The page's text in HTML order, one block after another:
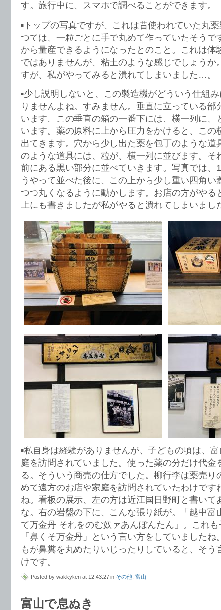
す。旅行中に、スマホで調べることができます。
▪️トップの写真ですが、これは昔使われていた丸
つては、一粒ごとに手で丸めて作っていたそうで
から量産できるようになったとのこと。これは体
ではありませんが、粘土のような感じでしょうか
すが、私がやってみると潰れてしまいました…。
▪️少し説明しないと、この製造機がどういう仕組
りませんよね。すみません。垂直に立っている部
います。この垂直の箱の一番下には、横一列に、
います。薬の原料に上から圧力をかけると、この
出てきます。穴から少し出た薬を包丁のような道
のような道具には、粒が、横一列に並びます。そ
前にある黒い部分に並べていきます。写真では、
うやって並べた後に、この上から少し重い四角い
つつ丸くなるように動かします。お店の方がやる
上にも書きましたが私がやると潰れてしまいまし
▪️私自身は経験がありませんが、子どもの頃は、
庭を訪問されていました。使った薬の分だけ代金
る。そういう商売の仕方でした。柳行李は薬売り
めて遠方のお店や家庭を訪問されていたわけです
ね。看板の展示、左の方は近江国日野町と書い
な。右の岩盤の下に、こんな張り紙が。「越中
て万金丹 それをのむ奴ァあんぽんたん」。これ
「鼻くそ万金丹」という言い方をしていました
もが鼻糞を丸めたりいじったりしていると、そう
けです。
Posted by wakkyken at 12:43:27 in その他 富山
富山で息ぬき